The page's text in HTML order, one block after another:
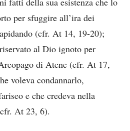
per sfuggire all’ira dei
(cfr. At 14, 19-20);
al Dio ignoto per
di Atene (cfr. At 17,
voleva condannarlo,
e che credeva nella
At 23, 6).